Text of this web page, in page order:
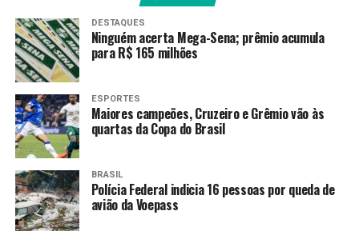
atualizar a imunização. Atualmente, a cobertura vacinal
contra o sarampo no estado é de 85,32% para a primeira
dose e de 72,06% para a segunda dose.
comprovante de imunização ou não tenha completado o
esquema vacinal deve atualizar a carteira de vacinação.
Sarampo
O sarampo é uma doença infecciosa altamente
contagiosa e que já foi uma das principais causas de
DESTAQUES
Ninguém acerta Mega-Sena; prêmio acumula
para R$ 165 milhões
ESPORTES
Maiores campeões, Cruzeiro e Grêmio vão às
quartas da Copa do Brasil
BRASIL
Polícia Federal indicia 16 pessoas por queda de
avião da Voepass